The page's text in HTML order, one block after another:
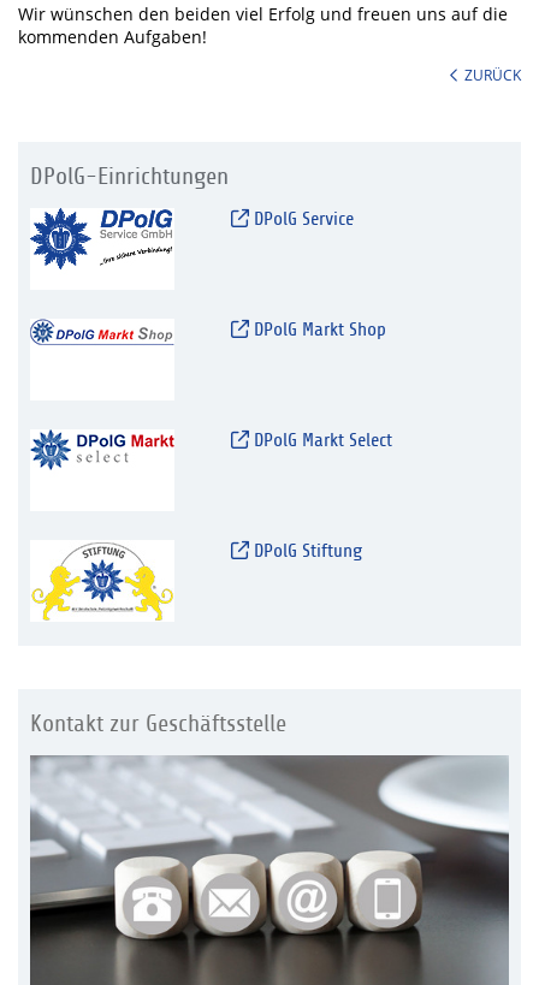
Wir wünschen den beiden viel Erfolg und freuen uns auf die
kommenden Aufgaben!
ZURÜCK
DPolG-Einrichtungen
DPolG Service
DPolG Markt Shop
DPolG Markt Select
DPolG Stiftung
Kontakt zur Geschäftsstelle